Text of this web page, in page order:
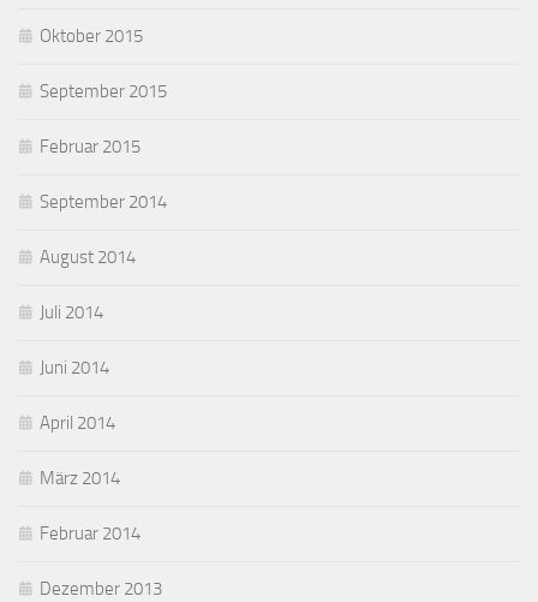
Oktober 2015
September 2015
Februar 2015
September 2014
August 2014
Juli 2014
Juni 2014
April 2014
März 2014
Februar 2014
Dezember 2013